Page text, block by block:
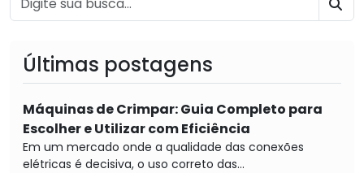
Últimas postagens
Máquinas de Crimpar: Guia Completo para
Escolher e Utilizar com Eficiência
Em um mercado onde a qualidade das conexões
elétricas é decisiva, o uso correto das...